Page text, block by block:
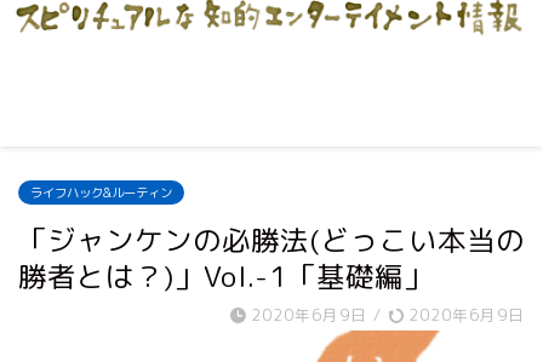
ライフハック&ルーティン
「ジャンケンの必勝法(どっこい本当の
勝者とは？)」Vol.-1「基礎編」
2020年6月9日 / 2020年6月9日